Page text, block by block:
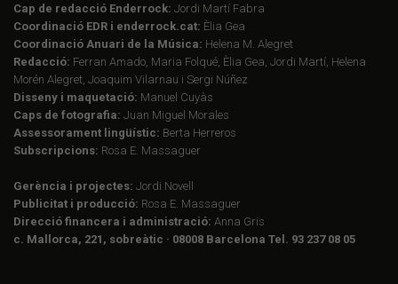
Cap de redacció Enderrock: Jordi Martí Fabra
Coordinació EDR i enderrock.cat: Èlia Gea
Coordinació Anuari de la Música: Helena M. Alegret
Redacció: Ferran Amado, Maria Folqué, Èlia Gea, Jordi Martí, Helena
Morén Alegret, Joaquim Vilarnau i Sergi Núñez
Disseny i maquetació: Manuel Cuyàs
Caps de fotografia: Juan Miguel Morales
Assessorament lingüístic: Berta Herreros
Subscripcions: Rosa E. Massaguer
Gerència i projectes: Jordi Novell
Publicitat i producció: Rosa E. Massaguer
Direcció financera i administració: Anna Gris
c. Mallorca, 221, sobreàtic · 08008 Barcelona Tel. 93 237 08 05